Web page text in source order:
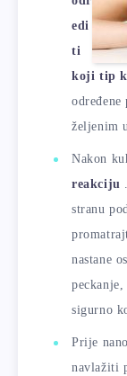
edi
ti
koji tip
željenim
Nakon
reakciju
stranu
nastane
sigurno
Prije
navlažiti